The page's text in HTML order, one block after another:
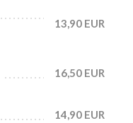
13,90 EUR
16,50 EUR
14,90 EUR